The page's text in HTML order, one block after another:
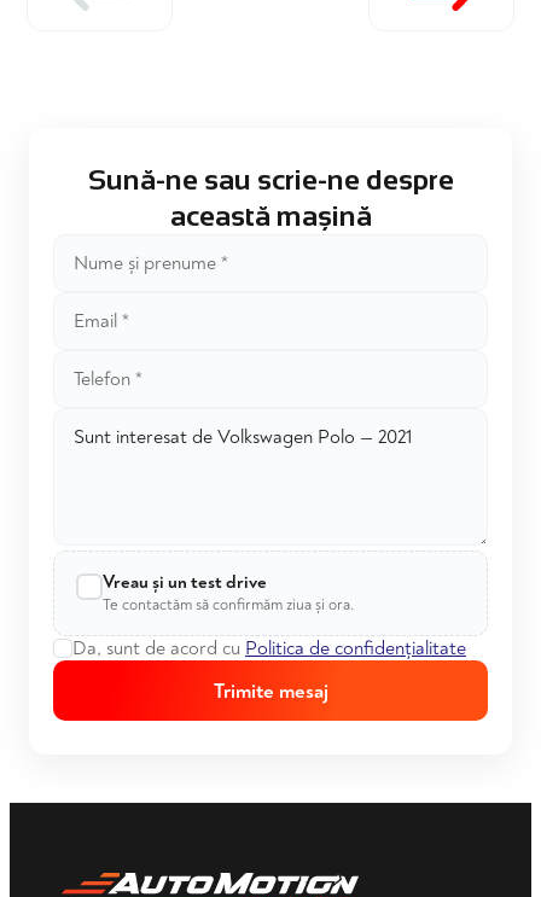
Sună-ne sau scrie-ne despre
această mașină
Vreau și un test drive
Te contactăm să confirmăm ziua și ora.
Da, sunt de acord cu Politica de confidențialitate
Trimite mesaj